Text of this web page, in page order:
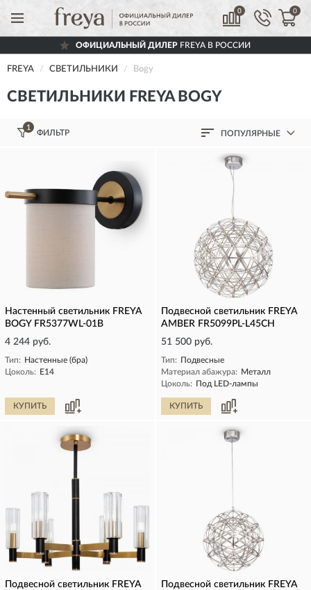
0 0
ОФИЦИАЛЬНЫЙ ДИЛЕРFREYA В РОССИИ
FREYA СВЕТИЛЬНИКИ Bogy
СВЕТИЛЬНИКИ FREYA BOGY
1
ФИЛЬТР ПОПУЛЯРНЫЕ
Настенный светильник FREYA
BOGY FR5377WL-01B
4 244 руб.
Тип: Настенные (бра)
Цоколь: E14
КУПИТЬ
Подвесной светильник FREYA
AMBER FR5099PL-L45CH
51 500 руб.
Тип: Подвесные
Материал абажура: Металл
Цоколь: Под LED-лампы
КУПИТЬ
Подвесной светильник FREYA
Подвесной светильник FREYA